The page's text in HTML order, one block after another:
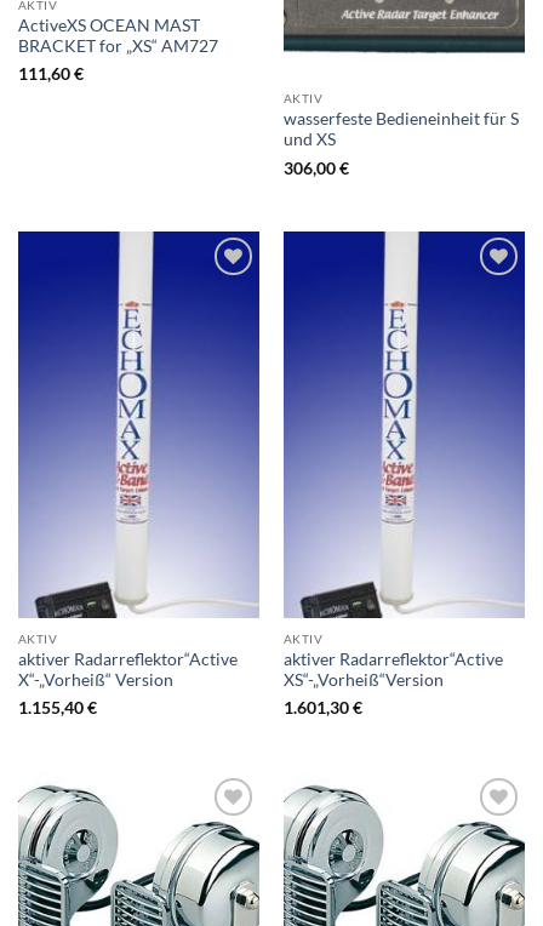
AKTIV
ActiveXS OCEAN MAST
BRACKET for „XS“ AM727
111,60€
AKTIV
wasserfeste Bedieneinheit für S
und XS
306,00€
AKTIV
aktiver Radarreflektor“Active
X“-„Vorheiß“ Version
1.155,40€
AKTIV
aktiver Radarreflektor“Active
XS“-„Vorheiß“Version
1.601,30€
Zur
Wunschliste
hinzufügen
Zur
Wunschliste
hinzufügen